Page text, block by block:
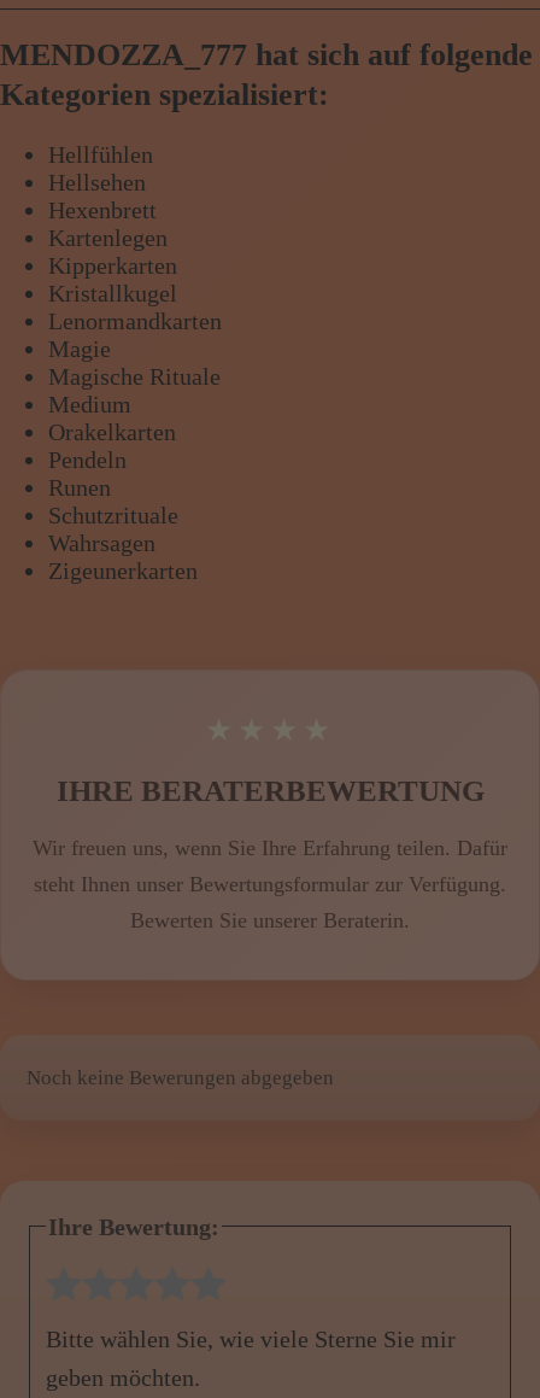
MENDOZZA_777 hat sich auf folgende
Kategorien spezialisiert:
Hellfühlen
Hellsehen
Hexenbrett
Kartenlegen
Kipperkarten
Kristallkugel
Lenormandkarten
Magie
Magische Rituale
Medium
Orakelkarten
Pendeln
Runen
Schutzrituale
Wahrsagen
Zigeunerkarten
IHRE BERATERBEWERTUNG
Wir freuen uns, wenn Sie Ihre Erfahrung teilen. Dafür
steht Ihnen unser Bewertungsformular zur Verfügung.
Bewerten Sie unserer Beraterin.
Noch keine Bewerungen abgegeben
Ihre Bewertung:
Bitte wählen Sie, wie viele Sterne Sie mir
geben möchten.